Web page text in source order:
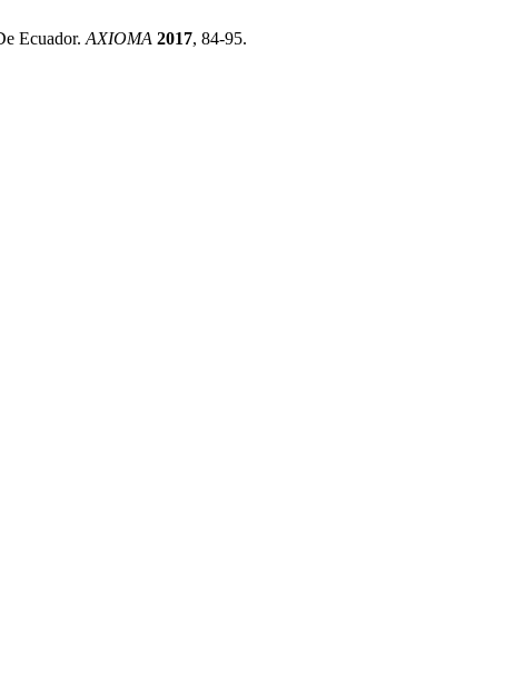
Ecuador. AXIOMA 2017, 84-95.